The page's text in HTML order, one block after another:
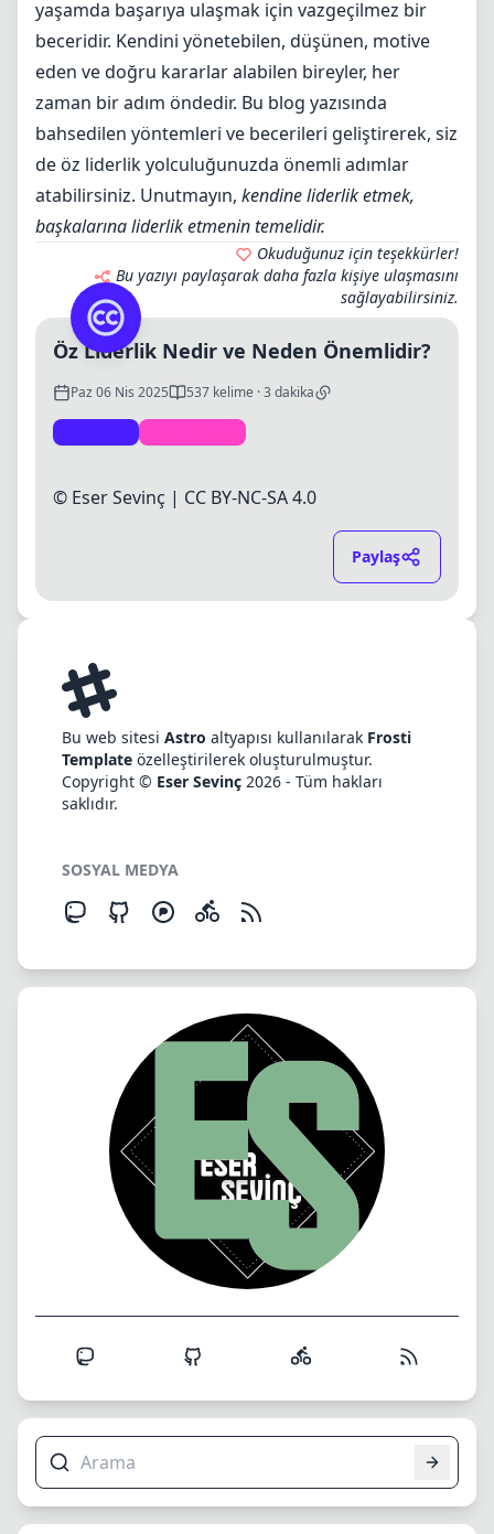
yaşamda başarıya ulaşmak için vazgeçilmez bir
beceridir. Kendini yönetebilen, düşünen, motive
eden ve doğru kararlar alabilen bireyler, her
zaman bir adım öndedir. Bu blog yazısında
bahsedilen yöntemleri ve becerileri geliştirerek, siz
de öz liderlik yolculuğunuzda önemli adımlar
atabilirsiniz. Unutmayın, kendine liderlik etmek,
başkalarına liderlik etmenin temelidir.
Okuduğunuz için teşekkürler!
Bu yazıyı paylaşarak daha fazla kişiye ulaşmasını
sağlayabilirsiniz.
Öz Liderlik Nedir ve Neden Önemlidir?
Paz 06 Nis 2025 537 kelime · 3 dakika
© Eser Sevinç | CC BY-NC-SA 4.0
Paylaş
Bu web sitesi Astro altyapısı kullanılarak Frosti
Template özelleştirilerek oluşturulmuştur.
Copyright © Eser Sevinç 2026 - Tüm hakları
saklıdır.
SOSYAL MEDYA